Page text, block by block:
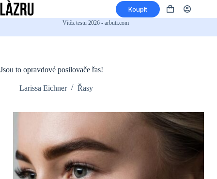
Přeskočit
na
Koupit
Nákupní
Vítěz testu 2026 - arbuti.com
Jsou to opravdové posilovače řas!
Larissa Eichner Řasy